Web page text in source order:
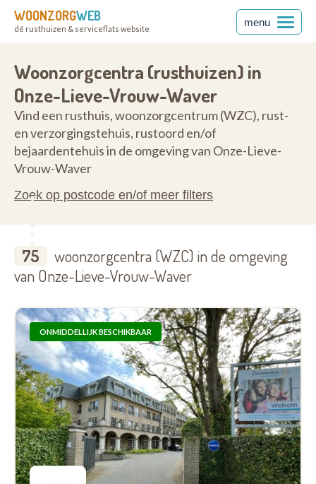
WOONZORGWEB
dé rusthuizen & serviceflats website
menu
Woonzorgcentra (rusthuizen) in
Onze-Lieve-Vrouw-Waver
Vind een rusthuis, woonzorgcentrum (WZC), rust-
en verzorgingstehuis, rustoord en/of
bejaardentehuis in de omgeving van Onze-Lieve-
Vrouw-Waver
Zoek op postcode en/of meer filters
75
woonzorgcentra (WZC) in de omgeving
van Onze-Lieve-Vrouw-Waver
ONMIDDELLIJK BESCHIKBAAR